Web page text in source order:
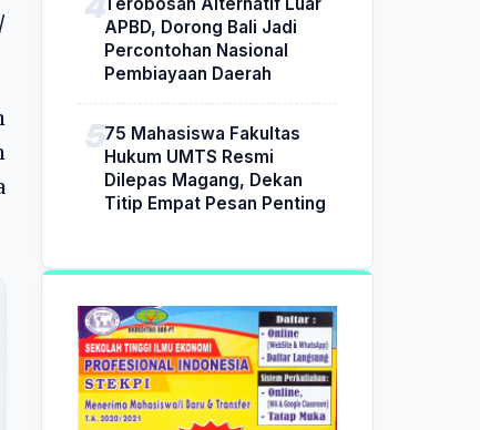
APBD, Dorong Bali Jadi
Percontohan Nasional
Pembiayaan Daerah
75 Mahasiswa Fakultas
Hukum UMTS Resmi
Dilepas Magang, Dekan
Titip Empat Pesan Penting